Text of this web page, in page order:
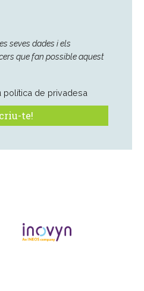
seves dades i els
que fan possible aquest
política de privadesa